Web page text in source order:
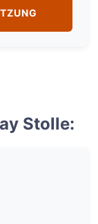
Stolle: